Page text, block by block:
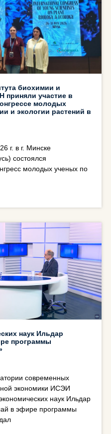
биохимии и
приняли участие в
молодых
и экологии растений в
г. в г. Минске
состоялся
молодых ученых по
наук Ильдар
программы
современных
экономики ИСЭИ
наук Ильдар
в эфире программы